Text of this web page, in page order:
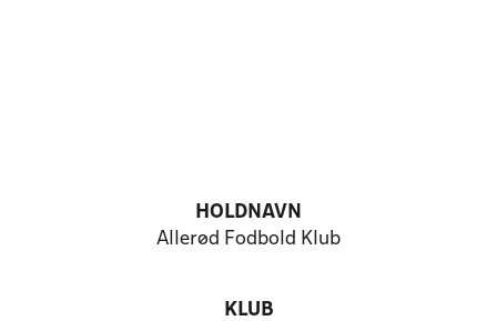
HOLDNAVN
Allerød Fodbold Klub
KLUB